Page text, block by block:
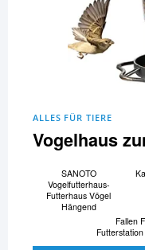
ALLES FÜR TIERE
Vogelhaus
SANOTO
Vogelfutterhaus-
Futterhaus Vögel
Hängend
Fallen